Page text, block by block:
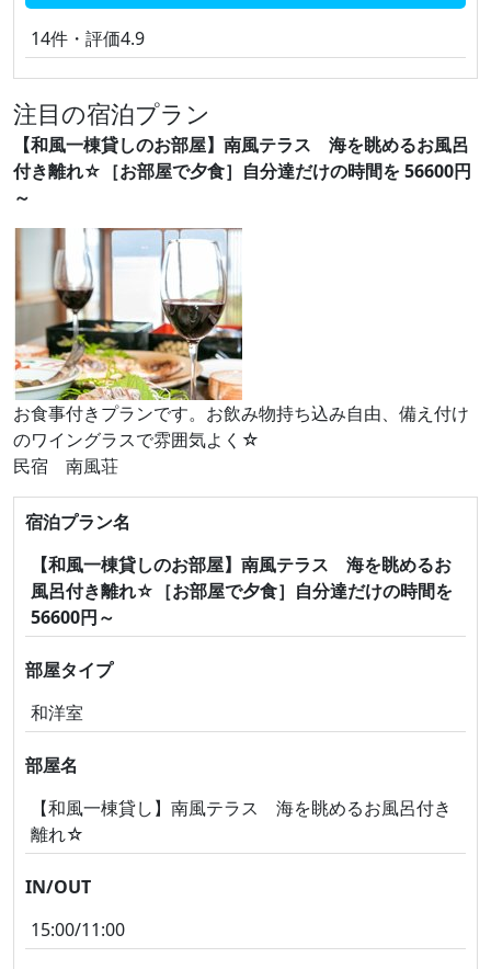
14件・評価4.9
注目の宿泊プラン
【和風一棟貸しのお部屋】南風テラス 海を眺めるお風呂
付き離れ☆［お部屋で夕食］自分達だけの時間を 56600円
～
お食事付きプランです。お飲み物持ち込み自由、備え付け
のワイングラスで雰囲気よく☆
民宿 南風荘
宿泊プラン名
【和風一棟貸しのお部屋】南風テラス 海を眺めるお
風呂付き離れ☆［お部屋で夕食］自分達だけの時間を
56600円～
部屋タイプ
和洋室
部屋名
【和風一棟貸し】南風テラス 海を眺めるお風呂付き
離れ☆
IN/OUT
15:00/11:00